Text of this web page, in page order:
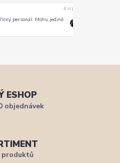
4. srpna
personál. Mohu jedině
ESHOP
objednávek
produktů